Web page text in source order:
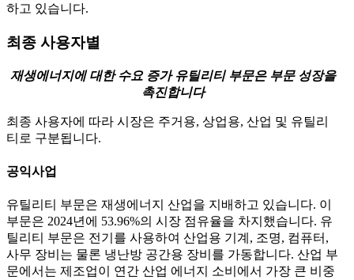
하고 있습니다.
최종 사용자별
재생에너지에 대한 수요 증가 유틸리티 부문은 부문 성장을
촉진합니다
최종 사용자에 따라 시장은 주거용, 상업용, 산업 및 유틸리
티로 구분됩니다.
공익사업
유틸리티 부문은 재생에너지 산업을 지배하고 있습니다. 이
부문은 2024년에 53.96%의 시장 점유율을 차지했습니다. 유
틸리티 부문은 전기를 사용하여 산업용 기계, 조명, 컴퓨터,
사무 장비는 물론 냉난방 공간용 장비를 가동합니다. 산업 부
문에서는 제조업이 연간 산업 에너지 소비에서 가장 큰 비중